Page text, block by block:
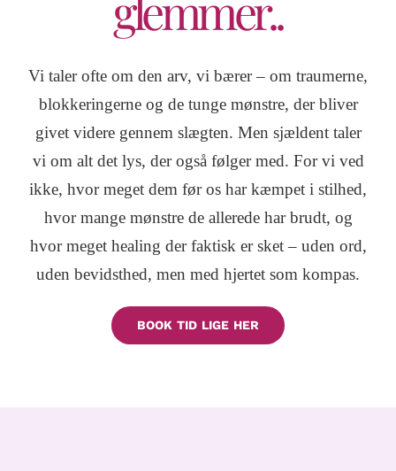
Kontakt & Booking
Vi taler ofte om den arv, vi bærer – om traumerne,
blokkeringerne og de tunge mønstre, der bliver
givet videre gennem slægten. Men sjældent taler
vi om alt det lys, der også følger med. For vi ved
ikke, hvor meget dem før os har kæmpet i stilhed,
hvor mange mønstre de allerede har brudt, og
hvor meget healing der faktisk er sket – uden ord,
uden bevidsthed, men med hjertet som kompas.
BOOK TID LIGE HER